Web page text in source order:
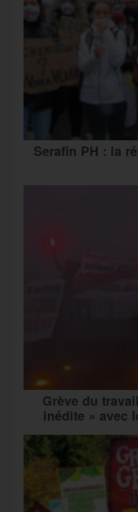
Serafin PH : la
Grève du
inédite » avec